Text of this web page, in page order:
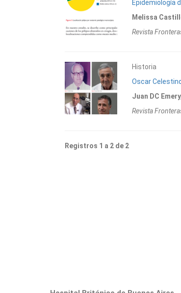
Epidemiología
Melissa
Revista
Historia
Oscar
Juan DC
Revista
Registros 1 a 2 de 2